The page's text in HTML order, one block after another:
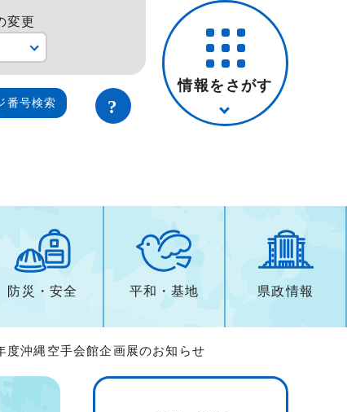
変更
番号検索
情報をさがす
防災・安全 平和・基地 県政情報
沖縄空手会館企画展のお知らせ